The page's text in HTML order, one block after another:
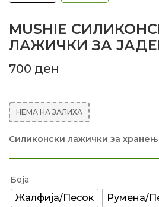
MUSHIE
ЛАЖИЧКИ ЗА
700 ден
НЕМА НА ЗАЛИХА
Силиконски лажички за
Боја
Жалфија/Песок Румена/